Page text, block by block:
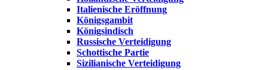
Italienische Eröffnung
Königsgambit
Königsindisch
Russische Verteidigung
Schottische Partie
Sizilianische Verteidigung